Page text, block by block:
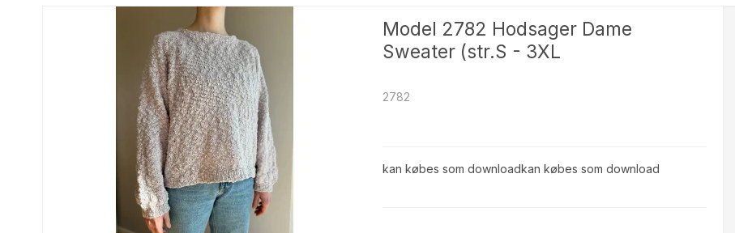
Model 2782 Hodsager Dame
Sweater (str.S - 3XL
2782
kan købes som downloadkan købes som download